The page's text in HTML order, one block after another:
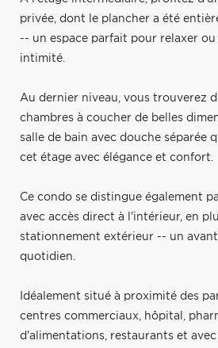
privée, dont le plancher a été
-- un espace parfait pour relaxer
intimité.
Au dernier niveau, vous trouverez
chambres à coucher de belles
salle de bain avec douche séparée
cet étage avec élégance et confort.
Ce condo se distingue également
avec accès direct à l'intérieur, en
stationnement extérieur -- un
quotidien.
Idéalement situé à proximité des
centres commerciaux, hôpital,
d'alimentations, restaurants et avec